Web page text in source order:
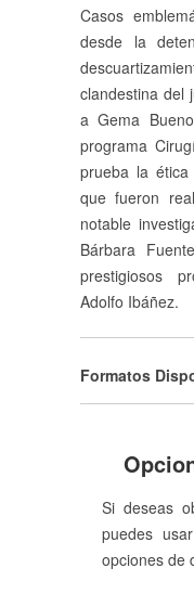
Casos
desde la
clandestina del
a Gema
programa
prueba la
que fueron
notable
Bárbara
prestigiosos
Adolfo Ibáñez.
Formatos
Si deseas
puedes
opciones de